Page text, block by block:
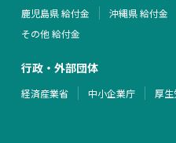
鹿児島県 給付金
沖縄県 給付金
その他 給付金
行政・外部団体
経済産業省 中小企業庁 厚